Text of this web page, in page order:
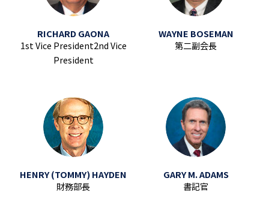
RICHARD GAONA
1st Vice President2nd Vice
President
WAYNE BOSEMAN
第二副会長
HENRY (TOMMY) HAYDEN
財務部長
GARY M. ADAMS
書記官